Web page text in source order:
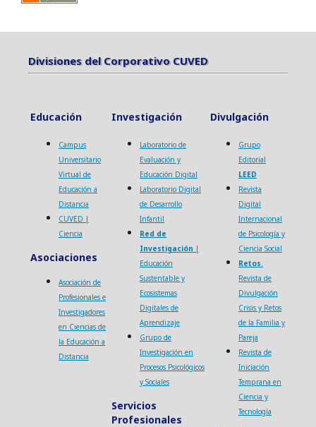
Divisiones del Corporativo CUVED
Divisiones del Corporativo CUVED
Educación Investigación Divulgación
Campus
Universitario
Virtual de
Educación a
Distancia
CUVED |
Ciencia
Asociaciones
Asociación de
Profesionales e
Investigadores
en Ciencias de
la Educación a
Distancia
Laboratorio de
Evaluación y
Educación Digital
Laboratorio Digital
de Desarrollo
Infantil
Red de
Investigación |
Educación
Sustentable y
Ecosistemas
Digitales de
Aprendizaje
Grupo de
Investigación en
Procesos Psicológicos
y Sociales
Servicios
Profesionales
Grupo
Editorial
LEED
Revista
Digital
Internacional
de Psicología y
Ciencia Social
Retos
Revista de
Divulgación
Crisis y Retos
de la Familia y
Pareja
Revista de
Iniciación
Temprana en
Ciencia y
Tecnología